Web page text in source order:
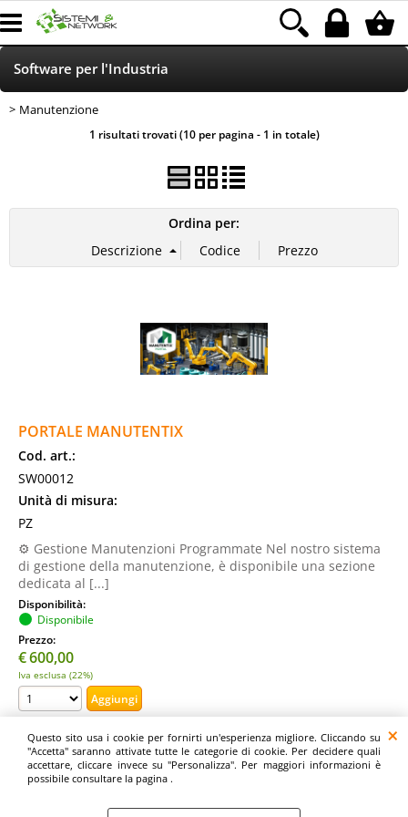
Questo sito usa i cookie per fornirti un'esperienza migliore. Cliccando su
"Accetta" saranno attivate tutte le categorie di cookie. Per decidere quali
accettare, cliccare invece su "Personalizza". Per maggiori informazioni è
possibile consultare la pagina .
Home page
Software per l'Industria
Gestione Magazzino
Software per reti e sistemi
Manutenzione
1 risultati trovati (10 per pagina - 1 in totale)
Ordina per:
PORTALE MANUTENTIX
Cod. art.:
SW00012
Unità di misura:
PZ
⚙️ Gestione Manutenzioni Programmate Nel nostro sistema
di gestione della manutenzione, è disponibile una sezione
dedicata al [...]
Disponibilità:
Disponibile
Prezzo:
€600,00
Iva esclusa (22%)
1 risultati trovati (10 per pagina - 1 in totale)